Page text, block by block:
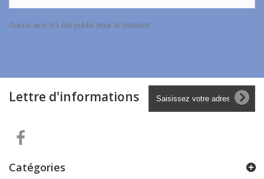
Aucun avis n'a été publié pour le moment.
Lettre d'informations
Catégories